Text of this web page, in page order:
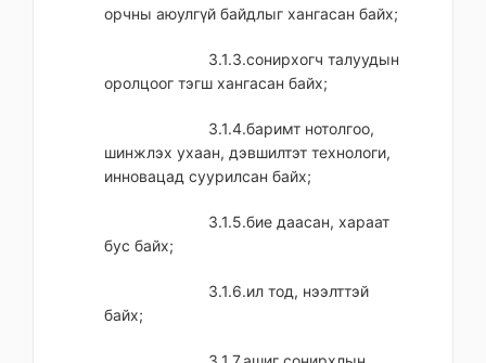
орчны аюулгүй байдлыг хангасан байх;
3.1.3.сонирхогч талуудын
оролцоог тэгш хангасан байх;
3.1.4.баримт нотолгоо,
шинжлэх ухаан, дэвшилтэт технологи,
инновацад суурилсан байх;
3.1.5.бие даасан, хараат
бус байх;
3.1.6.ил тод, нээлттэй
байх;